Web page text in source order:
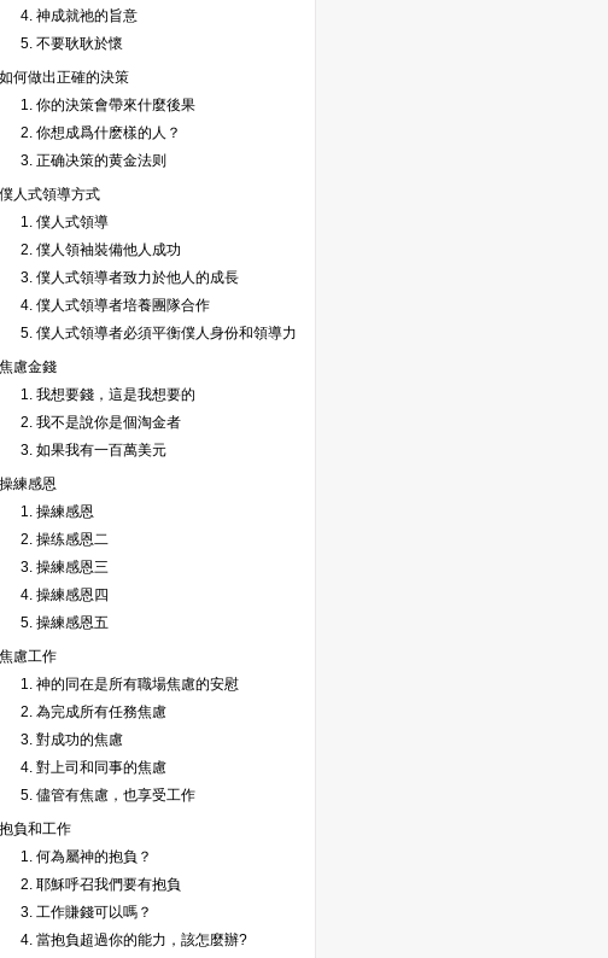
4. 神成就祂的旨意
5. 不要耿耿於懷
如何做出正確的決策
1. 你的決策會帶來什麼後果
2. 你想成爲什麽樣的人？
3. 正确决策的黄金法则
僕人式領導方式
1. 僕人式領導
2. 僕人領袖裝備他人成功
3. 僕人式領導者致力於他人的成長
4. 僕人式領導者培養團隊合作
5. 僕人式領導者必須平衡僕人身份和領導力
焦慮金錢
1. 我想要錢，這是我想要的
2. 我不是說你是個淘金者
3. 如果我有一百萬美元
操練感恩
1. 操練感恩
2. 操练感恩二
3. 操練感恩三
4. 操練感恩四
5. 操練感恩五
焦慮工作
1. 神的同在是所有職場焦慮的安慰
2. 為完成所有任務焦慮
3. 對成功的焦慮
4. 對上司和同事的焦慮
5. 儘管有焦慮，也享受工作
抱負和工作
1. 何為屬神的抱負？
2. 耶穌呼召我們要有抱負
3. 工作賺錢可以嗎？
4. 當抱負超過你的能力，該怎麼辦?